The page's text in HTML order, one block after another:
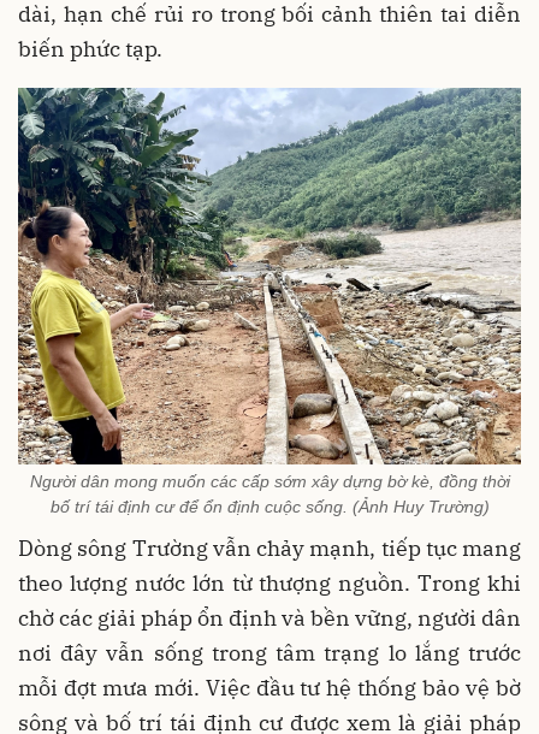
dài, hạn chế rủi ro trong bối cảnh thiên tai diễn
biến phức tạp.
Người dân mong muốn các cấp sớm xây dựng bờ kè, đồng thời
bố trí tái định cư để ổn định cuộc sống. (Ảnh Huy Trường)
Dòng sông Trường vẫn chảy mạnh, tiếp tục mang
theo lượng nước lớn từ thượng nguồn. Trong khi
chờ các giải pháp ổn định và bền vững, người dân
nơi đây vẫn sống trong tâm trạng lo lắng trước
mỗi đợt mưa mới. Việc đầu tư hệ thống bảo vệ bờ
sông và bố trí tái định cư được xem là giải pháp